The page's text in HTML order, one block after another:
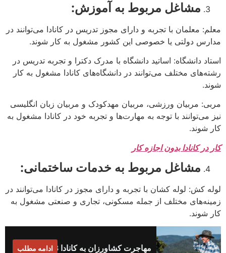
مشاغل مربوط به آموزش:
معلم: معلمان با تجربه و دارای مجوز تدریس در کانادا می‌توانند در
مدارس دولتی یا خصوصی این کشور مشغول به کار شوند.
استاد دانشگاه: اساتید دانشگاه با مدرک دکترا و تجربه تدریس در
رشته‌های مختلف می‌توانند در دانشگاه‌های کانادا مشغول به کار
شوند.
مربی: مربیان ورزشی، مربیان مهدکودک و مربیان زبان انگلیسی
نیز می‌توانند با توجه به مهارت‌ها و تجربه خود در کانادا مشغول به
کار شوند.
کار در کانادا بدون اجازه کار
مشاغل مربوط به خدمات ساختمانی:
لوله کش: لوله کشان با تجربه و دارای مجوز در کانادا می‌توانند در
زمینه‌های مختلف از جمله مسکونی، تجاری و صنعتی مشغول به
کار شوند.
مهاجرت کشاورزان به کانادا 2023 ادامه مطلب